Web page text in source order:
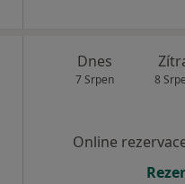
Dnes
7 Srpen 8
Online